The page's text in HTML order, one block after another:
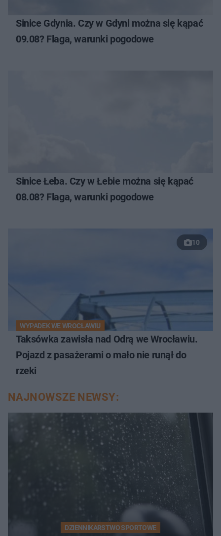
Sinice Gdynia. Czy w Gdyni można się kąpać
09.08? Flaga, warunki pogodowe
Sinice Łeba. Czy w Łebie można się kąpać
08.08? Flaga, warunki pogodowe
10
WYPADEK WE WROCŁAWIU
Taksówka zawisła nad Odrą we Wrocławiu.
Pojazd z pasażerami o mało nie runął do
rzeki
NAJNOWSZE NEWSY:
DZIENNIKARSTWO SPORTOWE